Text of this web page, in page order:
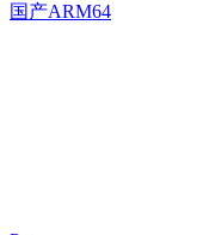
国产ARM64